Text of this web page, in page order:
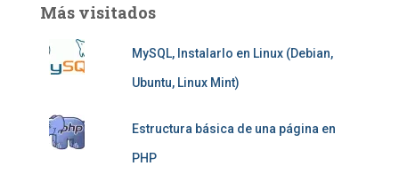
Más visitados
MySQL, Instalarlo en Linux (Debian,
Ubuntu, Linux Mint)
Estructura básica de una página en
PHP